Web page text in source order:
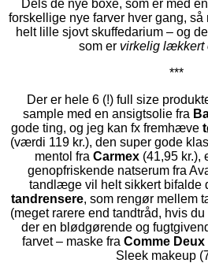
Dels de nye boxe, som er med
forskellige nye farver hver gang,
helt lille sjovt skuffedarium – og
som er virkelig lækkert
***
Der er hele 6 (!) full size
sample med en ansigtsolie fra
gode ting, og jeg kan fx fremhæve
(værdi 119 kr.), den super gode
mentol fra Carmex(41,95 kr.),
genopfriskende natserum fra
tandlæge vil helt sikkert bifalde
tandrensere, som rengør mellem
(meget rarere end tandtråd, hvis
der en blødgørende og
farvet – maske fra Comme Deux
Sleek makeup